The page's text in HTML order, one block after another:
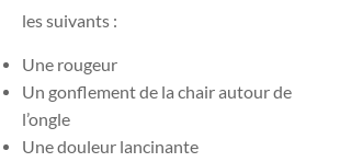
les suivants :
Une rougeur
Un gonflement de la chair autour de
l’ongle
Une douleur lancinante